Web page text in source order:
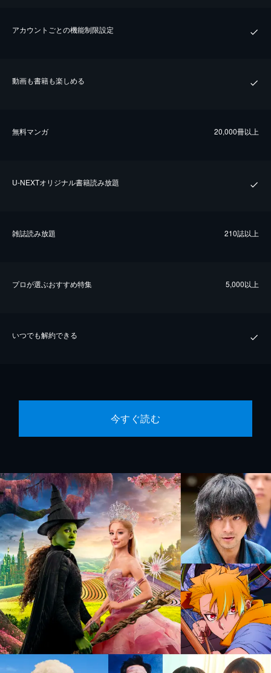
アカウントごとの機能制限設定
動画も書籍も楽しめる
無料マンガ 20,000冊以上
U-NEXTオリジナル書籍読み放題
雑誌読み放題 210誌以上
プロが選ぶおすすめ特集 5,000以上
いつでも解約できる
今すぐ読む